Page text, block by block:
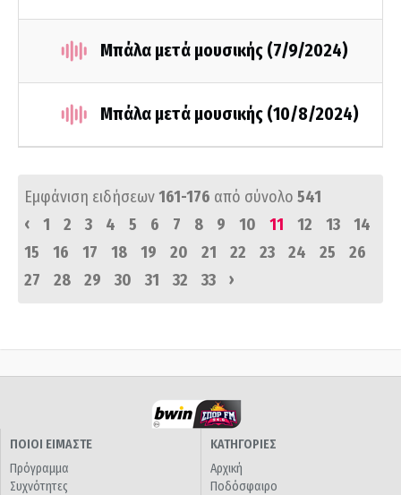
Μπάλα μετά μουσικής (7/9/2024)
Μπάλα μετά μουσικής (10/8/2024)
Εμφάνιση ειδήσεων161-176 από σύνολο 541
‹
1 2 3 4 5 6 7 8 9 10 11 12 13
14
15
16 17 18 19 20 21 22 23 24 25
26
27
28 29 30 31 32 33 ›
ΠΟΙΟΙ ΕΙΜΑΣΤΕ
Πρόγραμμα
Συχνότητες
ΚΑΤΗΓΟΡΙΕΣ
Αρχική
Ποδόσφαιρο